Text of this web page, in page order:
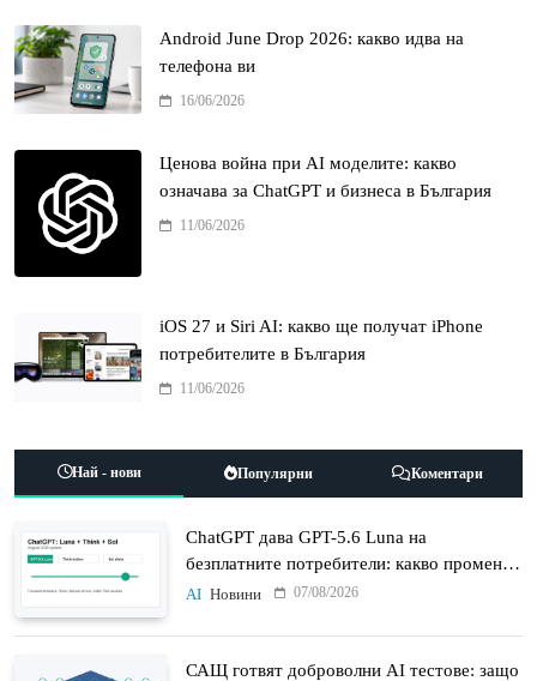
Android June Drop 2026: какво идва на
телефона ви
16/06/2026
Ценова война при AI моделите: какво
означава за ChatGPT и бизнеса в България
11/06/2026
iOS 27 и Siri AI: какво ще получат iPhone
потребителите в България
11/06/2026
Най - нови Популярни Коментари
ChatGPT дава GPT-5.6 Luna на
безплатните потребители: какво променят
Think бутонът и новият Sol
AI Новини 07/08/2026
САЩ готвят доброволни AI тестове: защо